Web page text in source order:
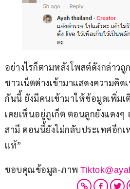
อย่างไรก็ตามหลังโพสต์ดังกล่าว
ชาวเน็ตต่างเข้ามาแสดงความคิ
กันนี้ ยังมีคนเข้ามาให้ข้อมูลเพิ่มเ
เคยเห็นอยู่ภูเก็ต ตอนลูกยังแดงๆ
สามี ตอนนี้ยังไม่กลับประเทศอีกเ
แท้”
ขอบคุณข้อมูล-ภาพ